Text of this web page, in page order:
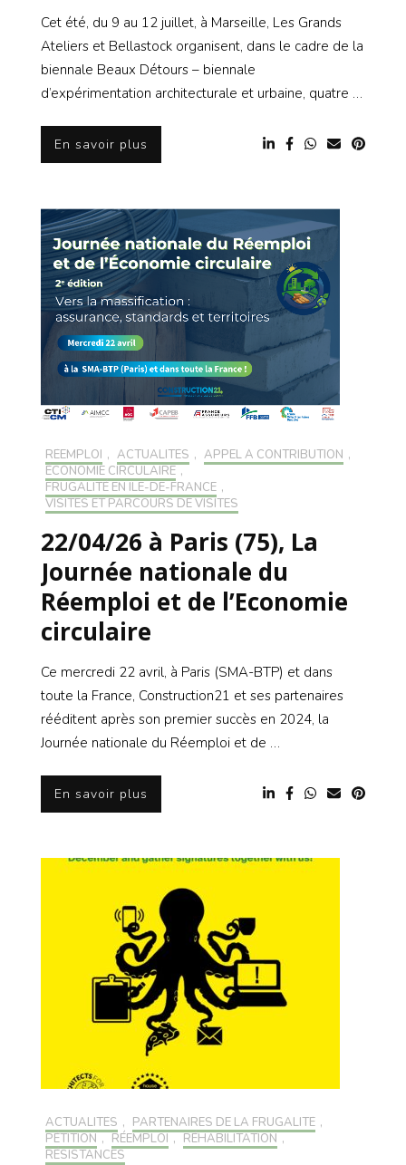
Cet été, du 9 au 12 juillet, à Marseille, Les Grands
Ateliers et Bellastock organisent, dans le cadre de la
biennale Beaux Détours – biennale
d’expérimentation architecturale et urbaine, quatre …
En savoir plus
RÉEMPLOI , ACTUALITÉS , APPEL À CONTRIBUTION ,
ÉCONOMIE CIRCULAIRE ,
FRUGALITÉ EN ILE-DE-FRANCE ,
VISITES ET PARCOURS DE VISITES
22/04/26 à Paris (75), La
Journée nationale du
Réemploi et de l’Economie
circulaire
Ce mercredi 22 avril, à Paris (SMA-BTP) et dans
toute la France, Construction21 et ses partenaires
rééditent après son premier succès en 2024, la
Journée nationale du Réemploi et de …
En savoir plus
ACTUALITÉS , PARTENAIRES DE LA FRUGALITÉ ,
PÉTITION , RÉEMPLOI , RÉHABILITATION ,
RÉSISTANCES